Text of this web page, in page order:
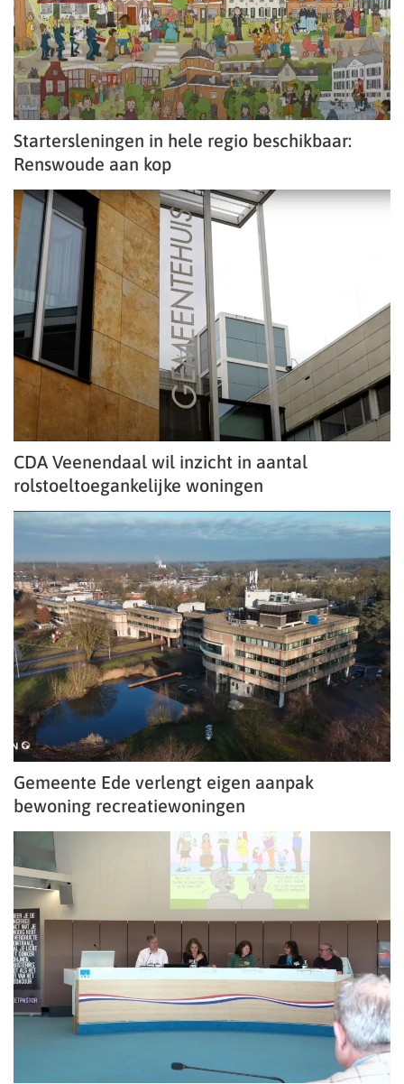
Startersleningen in hele regio beschikbaar:
Renswoude aan kop
CDA Veenendaal wil inzicht in aantal
rolstoeltoegankelijke woningen
Gemeente Ede verlengt eigen aanpak
bewoning recreatiewoningen